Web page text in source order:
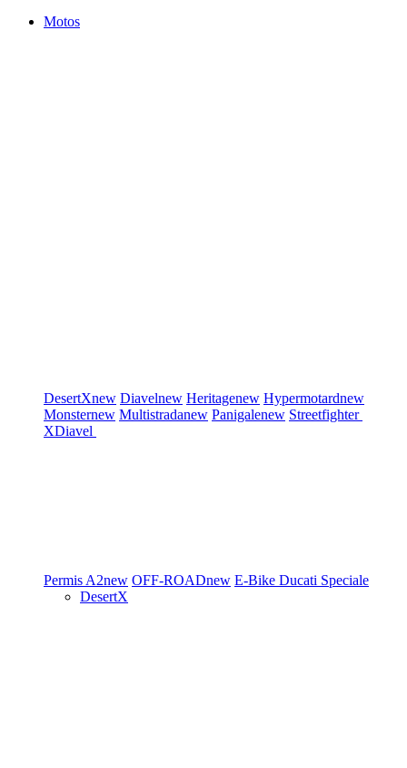
Motos
DesertXnew Diavelnew Heritagenew Hypermotardnew
Monsternew Multistradanew Panigalenew Streetfighter
XDiavel
Permis A2new OFF-ROADnew E-Bike Ducati Speciale
DesertX